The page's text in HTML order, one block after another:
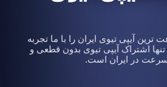
ترین آیپی تیوی ایران را با ما تجربه
تنها اشتراک آیپی تیوی بدون قطعی و
در ایران است.